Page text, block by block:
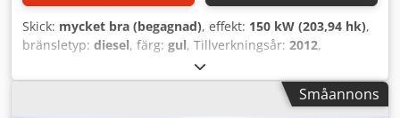
Skick: mycket bra (begagnad), effekt: 150 kW (203,94 hk),
bränsletyp: diesel, färg: gul, Tillverkningsår: 2012,
, Tillverkningsår: 2012 Drivning:
Hjuldrev Antal cylindrar: 6 Egenvikt: 17 000 kg
Arbetsbredd: 427 cm Tekniskt skick: mycket bra Optiskt
Småannons